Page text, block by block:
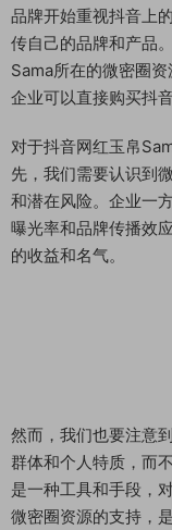
品牌开始重视抖音上
传自己的品牌和产品
Sama所在的微密圈
企业可以直接购买抖
对于抖音网红玉帛
先，我们需要认识到
和潜在风险。企业一
曝光率和品牌传播效
的收益和名气。
然而，我们也要注意
群体和个人特质，而
是一种工具和手段，
微密圈资源的支持，